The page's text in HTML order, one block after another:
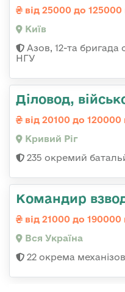
від 25000 до 125000
Київ
Азов, 12-та бригада
НГУ
Діловод,
від 20100 до 120000
Кривий Ріг
235 окремий
Командир
від 21000 до 190000
Вся Україна
22 окрема